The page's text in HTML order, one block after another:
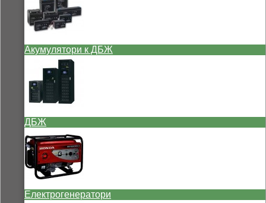
Акумулятори к ДБЖ
ДБЖ
Електрогенератори